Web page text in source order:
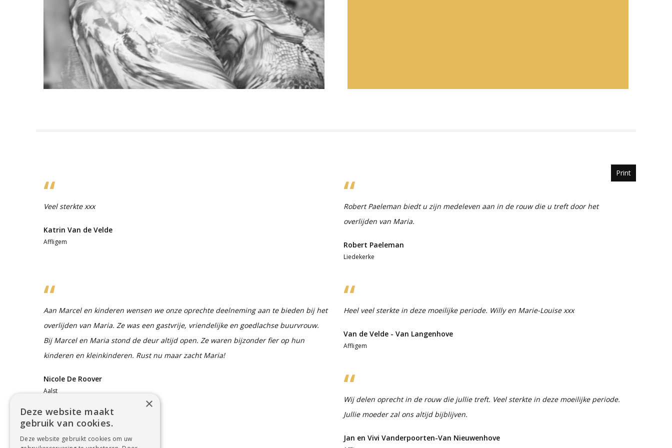
Print
Veel sterkte xxx
Katrin Van de Velde
Affligem
Robert Paeleman biedt u zijn medeleven aan in de rouw die u treft door het
overlijden van Maria.
Robert Paeleman
Liedekerke
Aan Marcel en kinderen wensen we onze oprechte deelneming aan te bieden bij het
overlijden van Maria. Ze was een gastvrije, vriendelijke en goedlachse buurvrouw.
Bij Marcel en Maria stond de deur altijd open. Ze waren bijzonder fier op hun
kinderen en kleinkinderen. Rust nu maar zacht Maria!
Nicole De Roover
Aalst
Heel veel sterkte in deze moeilijke periode. Willy en Marie-Louise xxx
Van de Velde - Van Langenhove
Affligem
Wij delen oprecht in de rouw die jullie treft. Veel sterkte in deze moeilijke periode.
Jullie moeder zal ons altijd bijblijven.
Jan en Vivi Vanderpoorten-Van Nieuwenhove
×
Deze website maakt
gebruik van cookies.
Deze website gebruikt cookies om uw